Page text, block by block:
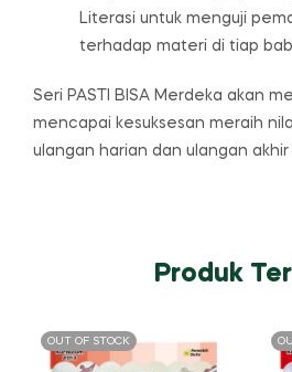
Literasi untuk menguji
terhadap materi di tiap
Seri PASTI BISA Merdeka akan
mencapai kesuksesan meraih
ulangan harian dan ulangan akhir
Produk
OUT OF STOCK